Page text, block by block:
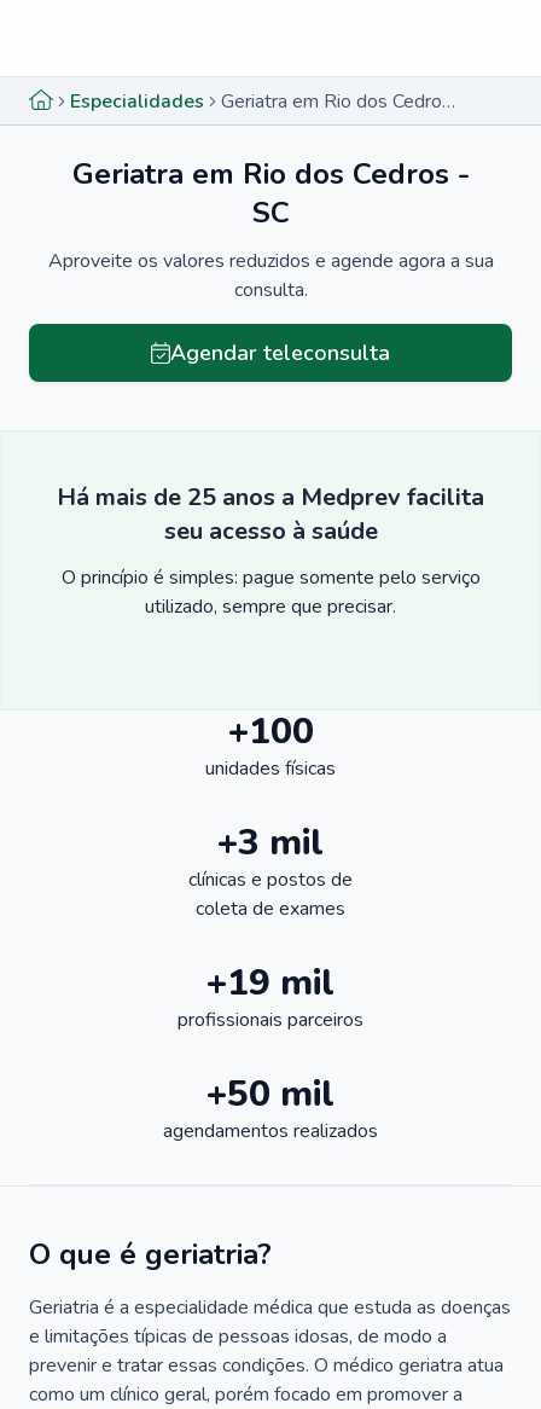
Especialidades Geriatra em Rio dos Cedros - SC
Geriatra em Rio dos Cedros -
SC
Aproveite os valores reduzidos e agende agora a sua
consulta.
Agendar teleconsulta
Há mais de 25 anos a Medprev facilita
seu acesso à saúde
O princípio é simples: pague somente pelo serviço
utilizado, sempre que precisar.
+100
unidades físicas
+3 mil
clínicas e postos de
coleta de exames
+19 mil
profissionais parceiros
+50 mil
agendamentos realizados
O que é geriatria?
Geriatria é a especialidade médica que estuda as doenças
e limitações típicas de pessoas idosas, de modo a
prevenir e tratar essas condições. O médico geriatra atua
como um clínico geral, porém focado em promover a